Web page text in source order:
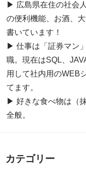
▶ 広島県在住の社会
の便利機能、お酒、
書いています！
▶ 仕事は「証券マン
職。現在はSQL、
用して社内用のWEB
てます。
▶ 好きな食べ物は（
全般。
カテゴリー